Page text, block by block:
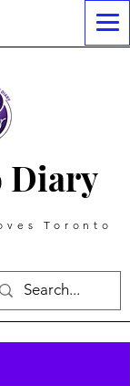
Diary
Toronto